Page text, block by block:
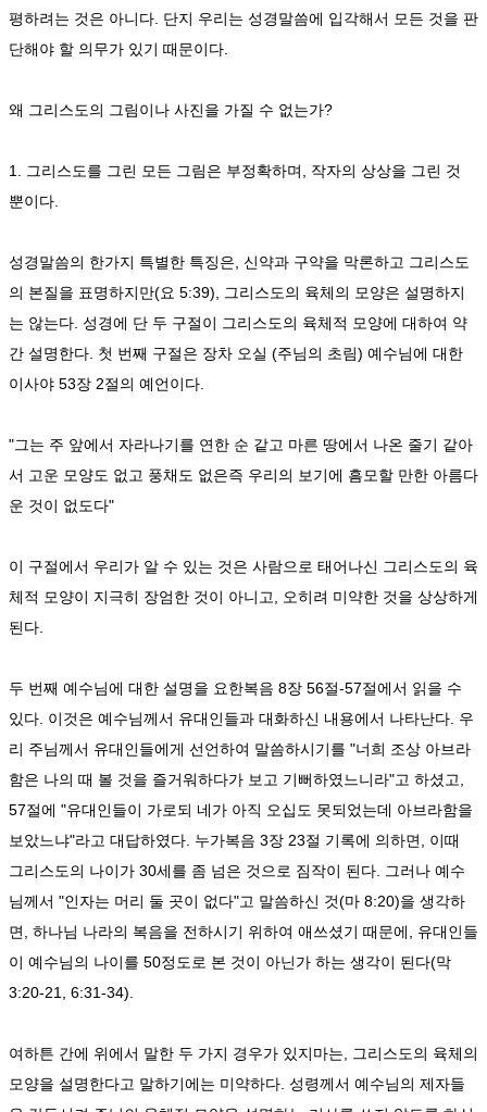
평하려는 것은 아니다. 단지 우리는 성경말씀에 입각해서 모든 것을 판
단해야 할 의무가 있기 때문이다.
왜 그리스도의 그림이나 사진을 가질 수 없는가?
1. 그리스도를 그린 모든 그림은 부정확하며, 작자의 상상을 그린 것
뿐이다.
성경말씀의 한가지 특별한 특징은, 신약과 구약을 막론하고 그리스도
의 본질을 표명하지만(요 5:39), 그리스도의 육체의 모양은 설명하지
는 않는다. 성경에 단 두 구절이 그리스도의 육체적 모양에 대하여 약
간 설명한다. 첫 번째 구절은 장차 오실 (주님의 초림) 예수님에 대한
이사야 53장 2절의 예언이다.
"그는 주 앞에서 자라나기를 연한 순 같고 마른 땅에서 나온 줄기 같아
서 고운 모양도 없고 풍채도 없은즉 우리의 보기에 흠모할 만한 아름다
운 것이 없도다"
이 구절에서 우리가 알 수 있는 것은 사람으로 태어나신 그리스도의 육
체적 모양이 지극히 장엄한 것이 아니고, 오히려 미약한 것을 상상하게
된다.
두 번째 예수님에 대한 설명을 요한복음 8장 56절-57절에서 읽을 수
있다. 이것은 예수님께서 유대인들과 대화하신 내용에서 나타난다. 우
리 주님께서 유대인들에게 선언하여 말씀하시기를 "너희 조상 아브라
함은 나의 때 볼 것을 즐거워하다가 보고 기뻐하였느니라"고 하셨고,
57절에 "유대인들이 가로되 네가 아직 오십도 못되었는데 아브라함을
보았느냐"라고 대답하였다. 누가복음 3장 23절 기록에 의하면, 이때
그리스도의 나이가 30세를 좀 넘은 것으로 짐작이 된다. 그러나 예수
님께서 "인자는 머리 둘 곳이 없다"고 말씀하신 것(마 8:20)을 생각하
면, 하나님 나라의 복음을 전하시기 위하여 애쓰셨기 때문에, 유대인들
이 예수님의 나이를 50정도로 본 것이 아닌가 하는 생각이 된다(막
3:20-21, 6:31-34).
여하튼 간에 위에서 말한 두 가지 경우가 있지마는, 그리스도의 육체의
모양을 설명한다고 말하기에는 미약하다. 성령께서 예수님의 제자들